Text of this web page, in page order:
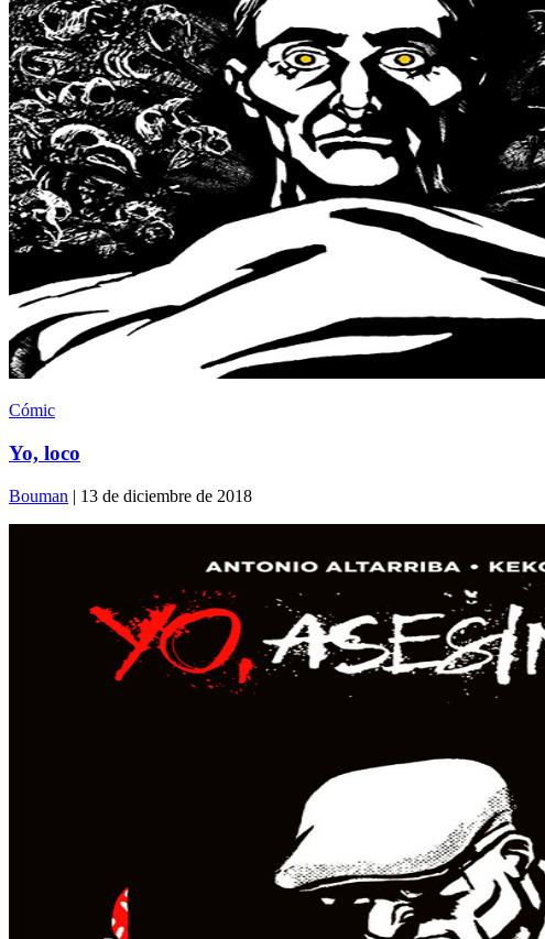
Cómic
Yo, loco
Bouman | 13 de diciembre de 2018